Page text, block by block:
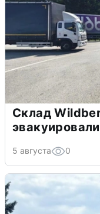
Склад
5 августа 0